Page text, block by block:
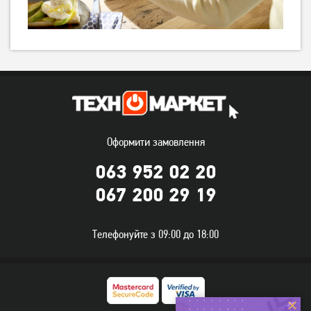
3 089грн 1 619грн
Тостер Tefal TT693110 Тостер Ardesto T-F400G
Оформити замовлення
063 952 02 20
067 200 29 19
Телефонуйте з 09:00 до 18:00